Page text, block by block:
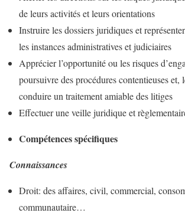
de leurs activités et leurs orientations
Instruire les dossiers juridiques et
les instances administratives et judiciaires
Apprécier l’opportunité ou les risques
poursuivre des procédures contentieuses et,
conduire un traitement amiable des litiges
Effectuer une veille juridique et
Compétences spécifiques
Connaissances
Droit: des affaires, civil, commercial,
communautaire…